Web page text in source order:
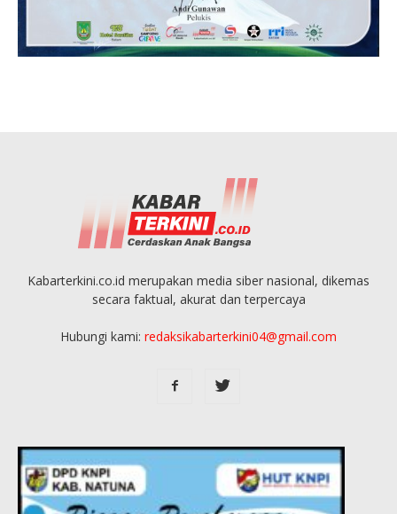
Kabarterkini.co.id merupakan media siber nasional, dikemas
secara faktual, akurat dan terpercaya
Hubungi kami: redaksikabarterkini04@gmail.com